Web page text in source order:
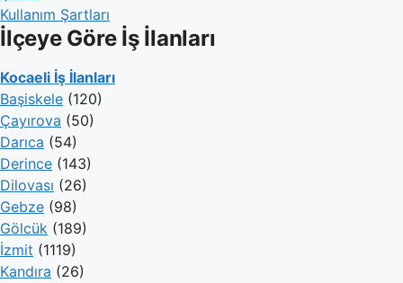
Kullanım Şartları
İlçeye Göre İş İlanları
Kocaeli İş İlanları
Başiskele (120)
Çayırova (50)
Darıca (54)
Derince (143)
Dilovası (26)
Gebze (98)
Gölcük (189)
İzmit (1119)
Kandıra (26)